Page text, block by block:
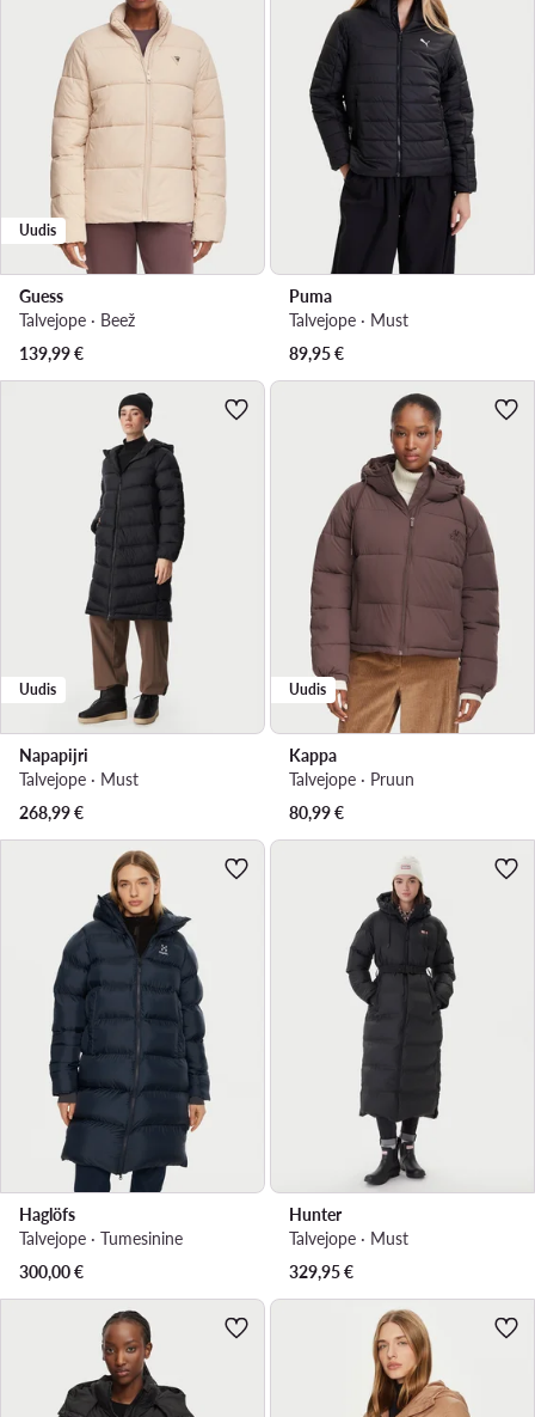
Uudis
Guess
Talvejope · Beež
139,99€
Puma
Talvejope · Must
89,95€
Uudis
Napapijri
Talvejope · Must
268,99€
Uudis
Kappa
Talvejope · Pruun
80,99€
Haglöfs
Talvejope · Tumesinine
300,00€
Hunter
Talvejope · Must
329,95€